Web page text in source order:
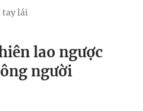
tay lái
lao ngược
người